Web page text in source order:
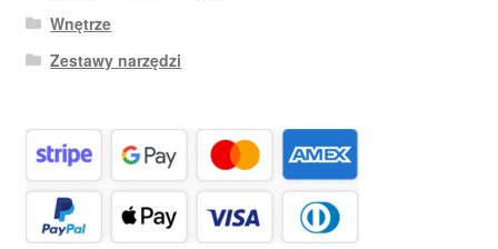
Wnętrze
Zestawy narzędzi